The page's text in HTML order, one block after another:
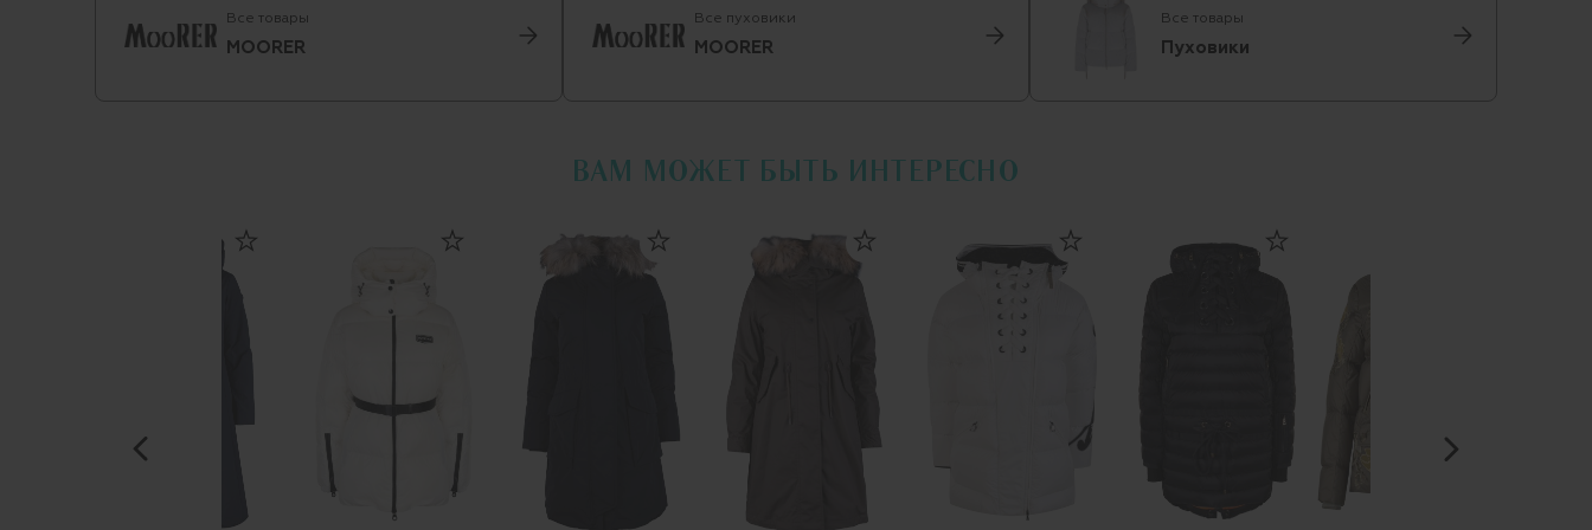
Все товары
MOORER
Все пуховики
MOORER
Все товары
Пуховики
ВАМ МОЖЕТ БЫТЬ ИНТЕРЕСНО